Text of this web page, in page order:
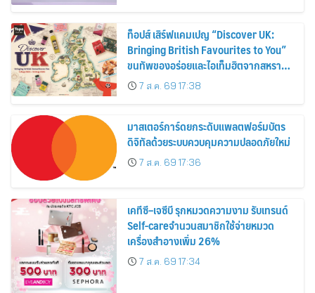
ท็อปส์ เสิร์ฟแคมเปญ “Discover UK:
Bringing British Favourites to You”
ขนทัพของอร่อยและไอเท็มฮิตจากสหราช
อาณาจักร ส่งตรงถึงมือตั้งแต่วันนี้ – 18
สิงหาคมนี้
7 ส.ค. 69 17:38
มาสเตอร์การ์ดยกระดับแพลตฟอร์มบัตร
ดิจิทัลด้วยระบบควบคุมความปลอดภัยใหม่
7 ส.ค. 69 17:36
เคทีซี–เจซีบี รุกหมวดความงาม รับเทรนด์
Self-careจำนวนสมาชิกใช้จ่ายหมวด
เครื่องสำอางเพิ่ม 26%
7 ส.ค. 69 17:34